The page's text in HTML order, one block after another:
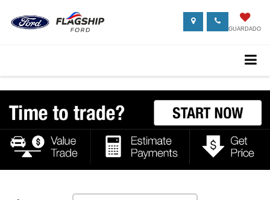
GUARDADO